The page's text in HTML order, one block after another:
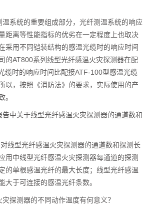
系统的重要组成部分，光纤测温系统的响应
距离等性能指标的优劣在一定程度上也取决
采用不同铠装结构的感温光缆时的响应时间
的AT800系列线型光纤感温火灾探测器在配
缆时的响应时间比配接ATF-100型感温光缆
以，按照《消防法》的要求，实际使用的产
。
告中关于线型光纤感温火灾探测器的通道数和
线型光纤感温火灾探测器的通道数和探测长
用中线型光纤感温火灾探测器每通道的探测
的单根感温光纤的最大长度；线型光纤感温
大于可连接的感温光纤条数。
探测器的不同动作温度有何意义？